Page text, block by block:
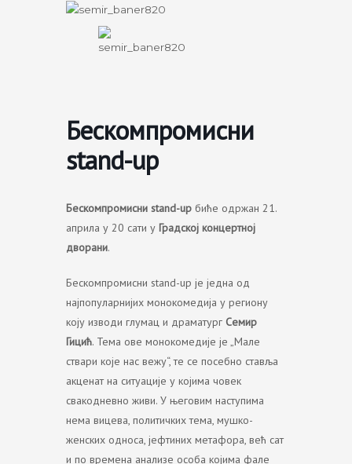
Бескомпромисни
stand-up
Бескомпромисни stand-up биће одржан 21.
априла у 20 сати у Градској концертној
дворани.
Бескомпромисни stand-up је једна од
најпопуларнијих монокомедија у региону
коју изводи глумац и драматург Семир
Гицић. Тема ове монокомедије је „Мале
ствари које нас вежу“, те се посебно ставља
акценат на ситуације у којима човек
свакодневно живи. У његовим наступима
нема вицева, политичких тема, мушко-
женских односа, јефтиних метафора, већ сат
и по времена анализе особа којима фале